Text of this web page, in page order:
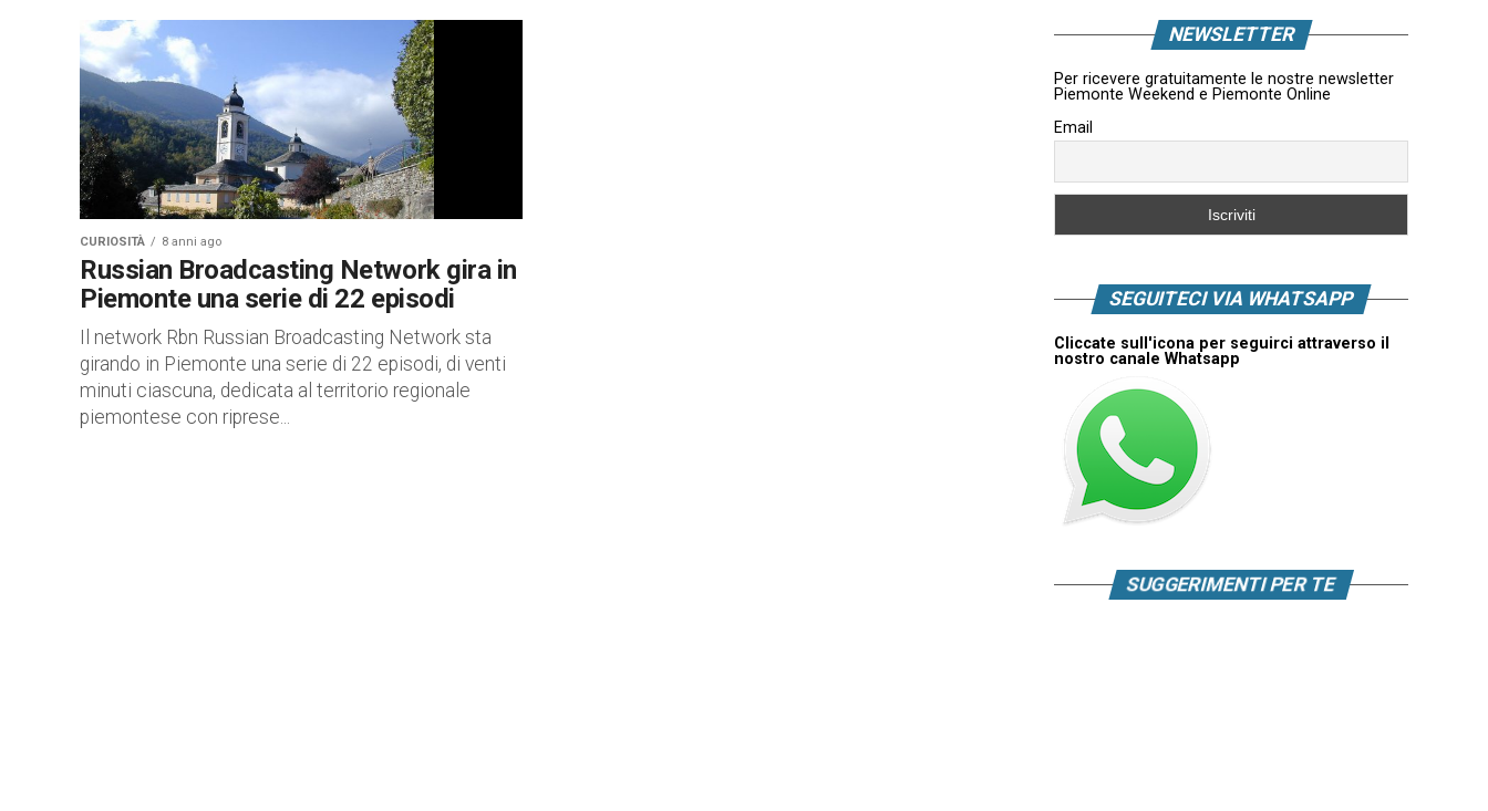
CURIOSITÀ 8 anni ago
Russian Broadcasting Network gira in
Piemonte una serie di 22 episodi
Il network Rbn Russian Broadcasting Network sta
girando in Piemonte una serie di 22 episodi, di venti
minuti ciascuna, dedicata al territorio regionale
piemontese con riprese...
NEWSLETTER
Per ricevere gratuitamente le nostre newsletter
Piemonte Weekend e Piemonte Online
Email
SEGUITECI VIA WHATSAPP
Cliccate sull'icona per seguirci attraverso il
nostro canale Whatsapp
SUGGERIMENTI PER TE